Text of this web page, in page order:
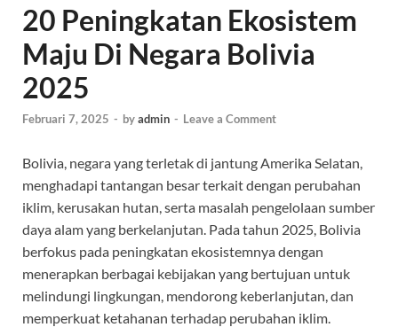
20 Peningkatan Ekosistem
Maju Di Negara Bolivia
2025
Februari 7, 2025 - byadmin - Leave a Comment
Bolivia, negara yang terletak di jantung Amerika Selatan,
menghadapi tantangan besar terkait dengan perubahan
iklim, kerusakan hutan, serta masalah pengelolaan sumber
daya alam yang berkelanjutan. Pada tahun 2025, Bolivia
berfokus pada peningkatan ekosistemnya dengan
menerapkan berbagai kebijakan yang bertujuan untuk
melindungi lingkungan, mendorong keberlanjutan, dan
memperkuat ketahanan terhadap perubahan iklim.